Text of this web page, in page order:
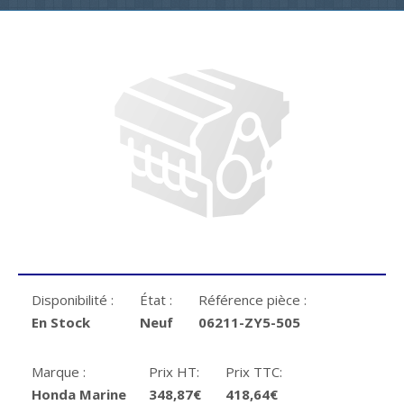
Disponibilité :
En Stock
État :
Neuf
Référence pièce :
06211-ZY5-505
Marque :
Honda Marine
Prix HT:
348,87€
Prix TTC:
418,64€